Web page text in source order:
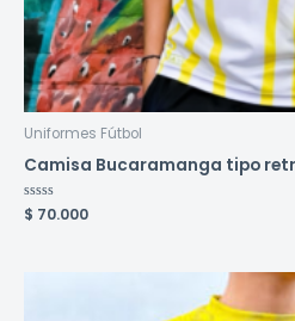
Uniformes Fútbol
Camisa Bucaramanga tipo
Valorado
en
$ 70.000